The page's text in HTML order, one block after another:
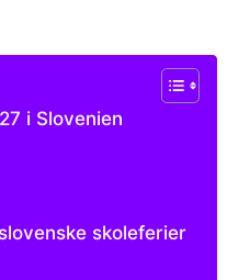
i Slovenien
skoleferier